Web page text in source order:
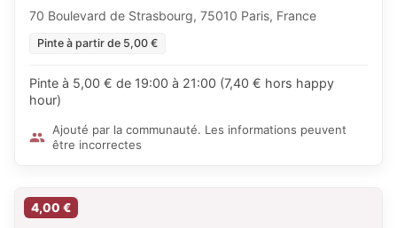
70 Boulevard de Strasbourg, 75010 Paris, France
Pinte à partir de 5,00 €
Pinte à 5,00 € de 19:00 à 21:00 (7,40 € hors happy
hour)
Ajouté par la communauté. Les informations peuvent
être incorrectes
4,00 €